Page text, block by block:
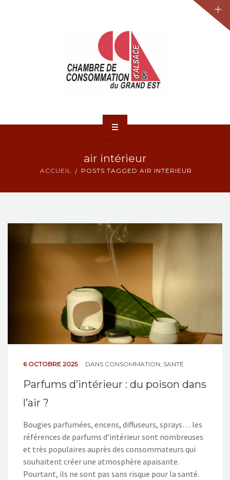
air intérieur
ACCUEIL POSTS TAGGED AIR INTÉRIEUR
6 OCTOBRE 2025 DANS CONSOMMATION SANTÉ
Parfums d’intérieur : du poison dans
l’air ?
Bougies parfumées, encens, diffuseurs, sprays… les
références de parfums d’intérieur sont nombreuses
et très populaires auprès des consommateurs qui
souhaitent créer une atmosphère apaisante.
Pourtant, ils ne sont pas sans risque pour la santé.